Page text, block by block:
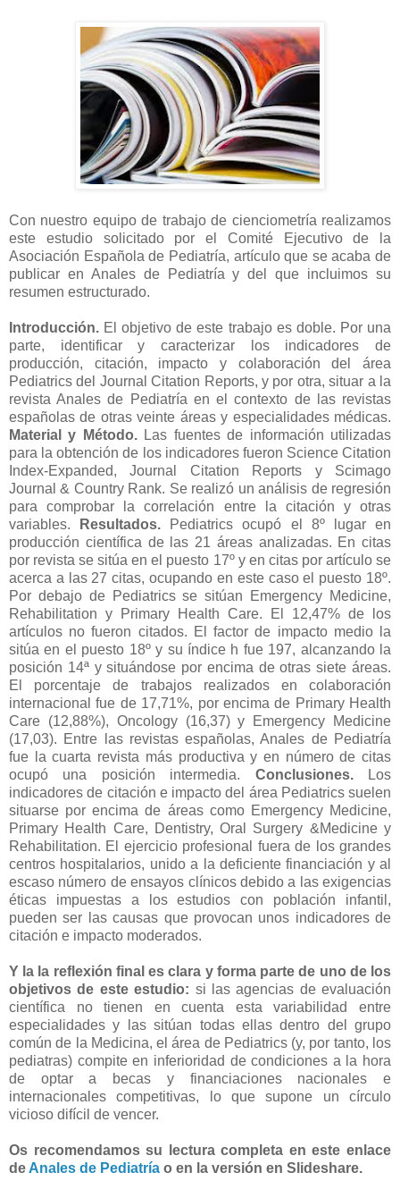
Con nuestro equipo de trabajo de cienciometría realizamos
este estudio solicitado por el Comité Ejecutivo de la
Asociación Española de Pediatría, artículo que se acaba de
publicar en Anales de Pediatría y del que incluimos su
resumen estructurado.
Introducción. El objetivo de este trabajo es doble. Por una
parte, identificar y caracterizar los indicadores de
producción, citación, impacto y colaboración del área
Pediatrics del Journal Citation Reports, y por otra, situar a la
revista Anales de Pediatría en el contexto de las revistas
españolas de otras veinte áreas y especialidades médicas.
Material y Método.Las fuentes de información utilizadas
para la obtención de los indicadores fueron Science Citation
Index-Expanded, Journal Citation Reports y Scimago
Journal & Country Rank. Se realizó un análisis de regresión
para comprobar la correlación entre la citación y otras
variables.
Resultados. Pediatrics ocupó el 8º lugar en
producción científica de las 21 áreas analizadas. En citas
por revista se sitúa en el puesto 17º y en citas por artículo se
acerca a las 27 citas, ocupando en este caso el puesto 18º.
Por debajo de Pediatrics se sitúan Emergency Medicine,
Rehabilitation y Primary Health Care. El 12,47% de los
artículos no fueron citados. El factor de impacto medio la
sitúa en el puesto 18º y su índice h fue 197, alcanzando la
posición 14ª y situándose por encima de otras siete áreas.
El porcentaje de trabajos realizados en colaboración
internacional fue de 17,71%, por encima de Primary Health
Care (12,88%), Oncology (16,37) y Emergency Medicine
(17,03). Entre las revistas españolas, Anales de Pediatría
fue la cuarta revista más productiva y en número de citas
ocupó una posición intermedia. Conclusiones.
Los
indicadores de citación e impacto del área Pediatrics suelen
situarse por encima de áreas como Emergency Medicine,
Primary Health Care, Dentistry, Oral Surgery &Medicine y
Rehabilitation. El ejercicio profesional fuera de los grandes
centros hospitalarios, unido a la deficiente financiación y al
escaso número de ensayos clínicos debido a las exigencias
éticas impuestas a los estudios con población infantil,
pueden ser las causas que provocan unos indicadores de
citación e impacto moderados.
Y la la reflexión final es clara y forma parte de uno de los
objetivos de este estudio: si las agencias de evaluación
científica no tienen en cuenta esta variabilidad entre
especialidades y las sitúan todas ellas dentro del grupo
común de la Medicina, el área de Pediatrics (y, por tanto, los
pediatras) compite en inferioridad de condiciones a la hora
de optar a becas y financiaciones nacionales e
internacionales competitivas, lo que supone un círculo
vicioso difícil de vencer.
Os recomendamos su lectura completa en este enlace
de Anales de Pediatría o en la versión en Slideshare.